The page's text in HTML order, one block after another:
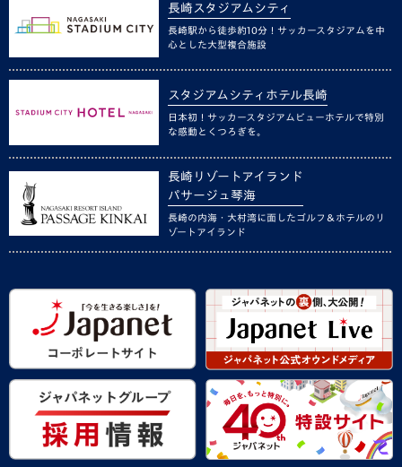
長崎スタジアムシティ
長崎駅から徒歩約10分！サッカースタジアムを中
心とした大型複合施設
スタジアムシティホテル長崎
日本初！サッカースタジアムビューホテルで特別
な感動とくつろぎを。
長崎リゾートアイランド
パサージュ琴海
長崎の内海・大村湾に面したゴルフ＆ホテルのリ
ゾートアイランド